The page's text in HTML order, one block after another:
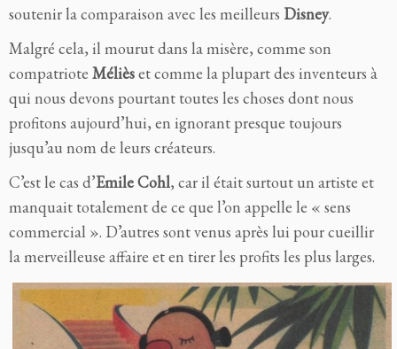
soutenir la comparaison avec les meilleurs Disney.
Malgré cela, il mourut dans la misère, comme son
compatriote Mélièset comme la plupart des inventeurs à
qui nous devons pourtant toutes les choses dont nous
profitons aujourd’hui, en ignorant presque toujours
jusqu’au nom de leurs créateurs.
C’est le cas d’Emile Cohl, car il était surtout un artiste et
manquait totalement de ce que l’on appelle le « sens
commercial ». D’autres sont venus après lui pour cueillir
la merveilleuse affaire et en tirer les profits les plus larges.